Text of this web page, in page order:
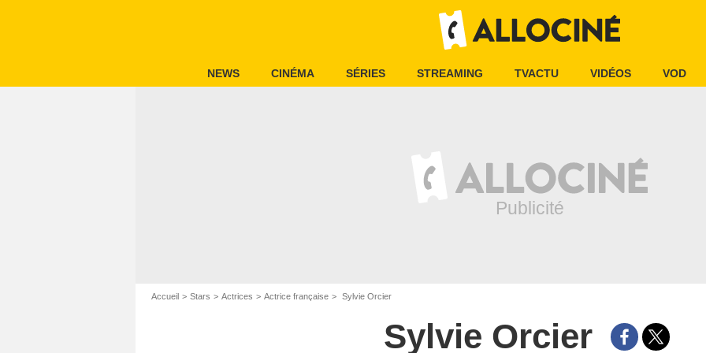
NEWS CINÉMA SÉRIES STREAMING TVACTU VIDÉOS VOD
Accueil Stars Actrices Actrice française Sylvie Orcier
Sylvie Orcier